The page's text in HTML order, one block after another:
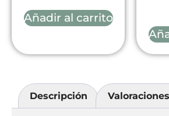
Añadir al carrito
Descripción